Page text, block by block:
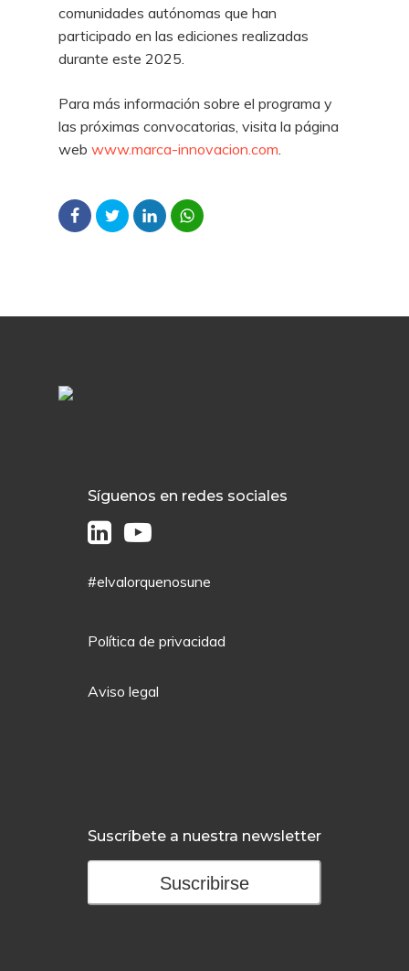
comunidades autónomas que han
participado en las ediciones realizadas
durante este 2025.
Para más información sobre el programa y
las próximas convocatorias, visita la página
web www.marca-innovacion.com
Síguenos en redes sociales
#elvalorquenosune
Política de privacidad
Aviso legal
Suscríbete a nuestra newsletter
Suscribirse